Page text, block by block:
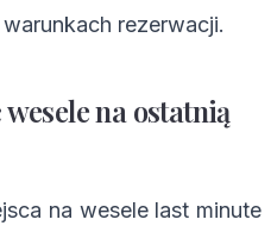
rezerwacji.
na ostatnią
na wesele last minute